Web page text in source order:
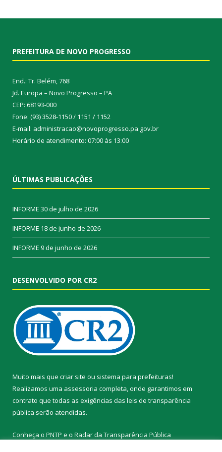
PREFEITURA DE NOVO PROGRESSO
End.: Tr. Belém, 768
Jd. Europa – Novo Progresso – PA
CEP: 68193-000
Fone: (93) 3528-1150 / 1151 / 1152
E-mail: administracao@novoprogresso.pa.gov.br
Horário de atendimento: 07:00 às 13:00
ÚLTIMAS PUBLICAÇÕES
INFORME 30 de julho de 2026
INFORME 18 de junho de 2026
INFORME 9 de junho de 2026
DESENVOLVIDO POR CR2
Muito mais que criar site ou sistema para prefeituras!
Realizamos uma assessoria completa, onde garantimos em
contrato que todas as exigências das leis de transparência
pública serão atendidas.
Conheça o PNTP e o Radar da Transparência Pública